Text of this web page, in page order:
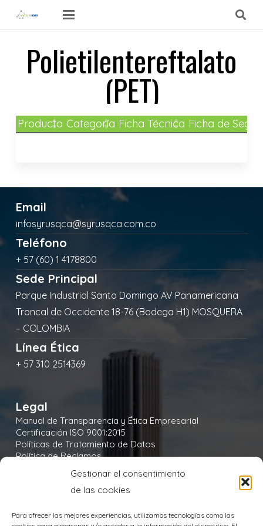
Gestionar el consentimiento
de las cookies
Para ofrecer las mejores experiencias, utilizamos tecnologías como las
Polietilentereftalato
(PET)
Producto Categoría Ficha Técnica Ficha de
Email
infosyrusqca@syrusqca.com.co
Teléfono
+ 57 (60) 1 4178800
Sede Principal
Parque Industrial Santo Domingo AV Panamericana
Troncal de Occidente 18-76 (Bodega H1) MOSQUERA
– COLOMBIA
Línea Ética
+ 57 310 2514369
Legal
Manual de Transparencia y Ética Empresarial
Certificación ISO 9001:2015
Políticas de Tratamiento de Datos
Política de Reclamos
Política de Seguridad y Salud en el Trabajo
Política Integral y de Gestión de la Seguridad
Política Ambiental